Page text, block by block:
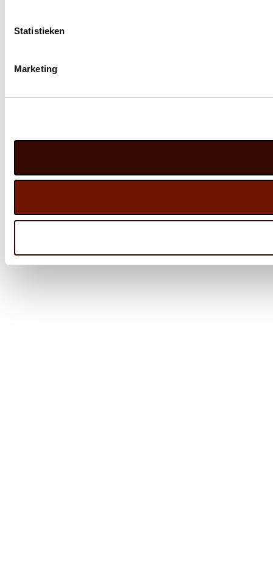
Statistieken
Marketing